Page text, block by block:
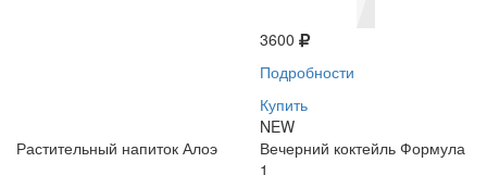
3600
Подробности
Купить
NEW
Растительный напиток Алоэ
Вечерний коктейль Формула
1